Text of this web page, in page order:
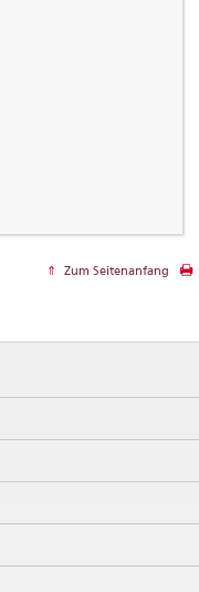
Zum Seitenanfang